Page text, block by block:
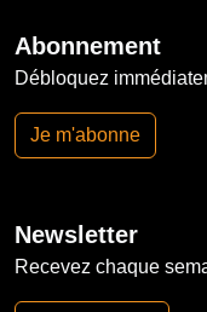
Abonnement
Débloquez
Je m'abonne
Newsletter
Recevez chaque